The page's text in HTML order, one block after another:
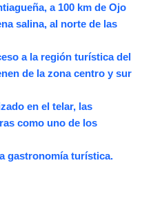
a 100 km de Ojo
salina, al norte de las
a la región turística del
de la zona centro y sur
en el telar, las
como uno de los
gastronomía turística.